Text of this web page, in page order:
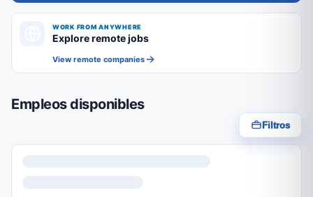
WORK FROM ANYWHERE
Explore remote jobs
View remote companies
Empleos disponibles
Filtros